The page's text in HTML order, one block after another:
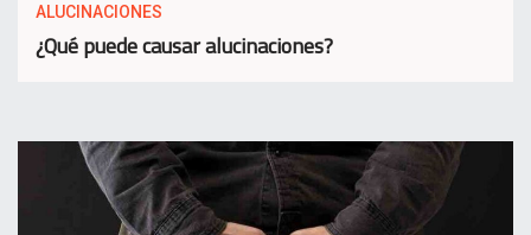
ALUCINACIONES
¿Qué puede causar alucinaciones?